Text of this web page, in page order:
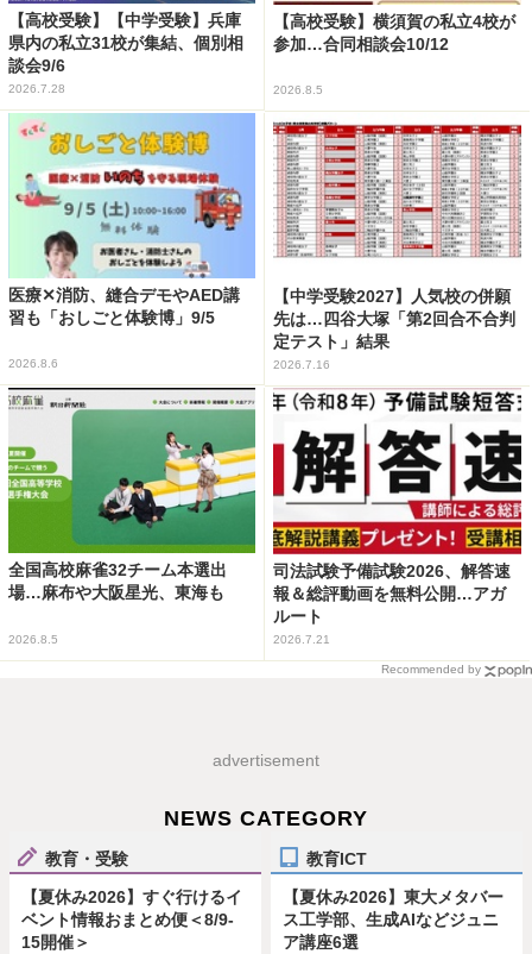
【高校受験】【中学受験】兵庫
県内の私立31校が集結、個別相
談会9/6
2026.7.28
【高校受験】横須賀の私立4校が
参加…合同相談会10/12
2026.8.5
医療✕消防、縫合デモやAED講
習も「おしごと体験博」9/5
2026.8.6
【中学受験2027】人気校の併願
先は…四谷大塚「第2回合不合判
定テスト」結果
2026.7.16
全国高校麻雀32チーム本選出
場…麻布や大阪星光、東海も
2026.8.5
司法試験予備試験2026、解答速
報＆総評動画を無料公開…アガ
ルート
2026.7.21
Recommended by
advertisement
NEWS CATEGORY
教育・受験
【夏休み2026】すぐ行けるイ
ベント情報おまとめ便＜8/9-
15開催＞
教育ICT
【夏休み2026】東大メタバー
ス工学部、生成AIなどジュニ
ア講座6選